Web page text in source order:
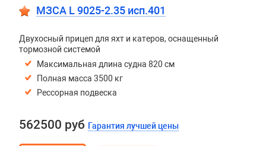
МЗСА L 9025-2.35 исп.401
Двухосный прицеп для яхт и катеров, оснащенный
тормозной системой
Максимальная длина судна 820 см
Полная масса 3500 кг
Рессорная подвеска
562500 руб Гарантия лучшей цены